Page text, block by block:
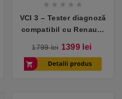
    
VCI 3 – Tester diagnoză
compatibil cu Renault,
1799 lei 1399 lei